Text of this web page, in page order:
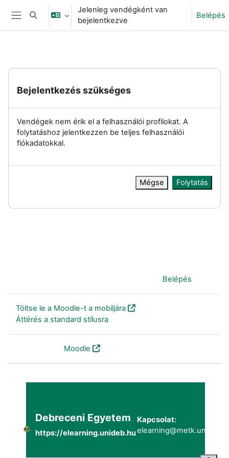
Tovább a fő tartalomhoz
Oldalpanel
Keresési bemeneti adatok váltása
Jelenleg vendégként van
bejelentkezve
Belépés
Bejelentkezés szükséges
Vendégek nem érik el a felhasználói profilokat. A
folytatáshoz jelentkezzen be teljes felhasználói
fiókadatokkal.
Mégse Folytatás
Belépés
Töltse le a Moodle-t a mobiljára
Áttérés a standard stílusra
Moodle
Debreceni Egyetem
https://elearning.unideb.hu
Kapcsolat: